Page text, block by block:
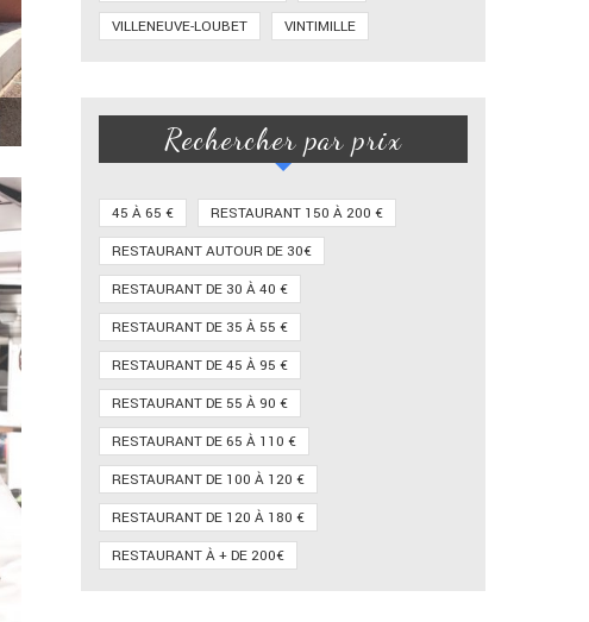
VILLENEUVE-LOUBET
VINTIMILLE
Rechercher par prix
45 À 65 €
RESTAURANT 150 À 200 €
RESTAURANT AUTOUR DE 30€
RESTAURANT DE 30 À 40 €
RESTAURANT DE 35 À 55 €
RESTAURANT DE 45 À 95 €
RESTAURANT DE 55 À 90 €
RESTAURANT DE 65 À 110 €
RESTAURANT DE 100 À 120 €
RESTAURANT DE 120 À 180 €
RESTAURANT À + DE 200€